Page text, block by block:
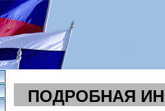
ПОДРОБНАЯ